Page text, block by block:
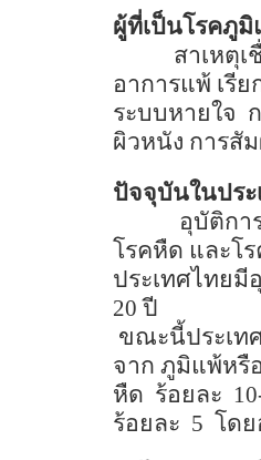
ผู้ที่เป็นโรคภู
สาเหตุ
อาการแพ้ เรี
ระบบหายใจ
ผิวหนัง การสั
ปัจจุบันในปร
อุบัติกา
โรคหืด และโ
ประเทศไทย
20ปี
ขณะนี้ประเท
จาก ภูมิแพ้หรื
หืด ร้อยละ
ร้อยละ 5 โด